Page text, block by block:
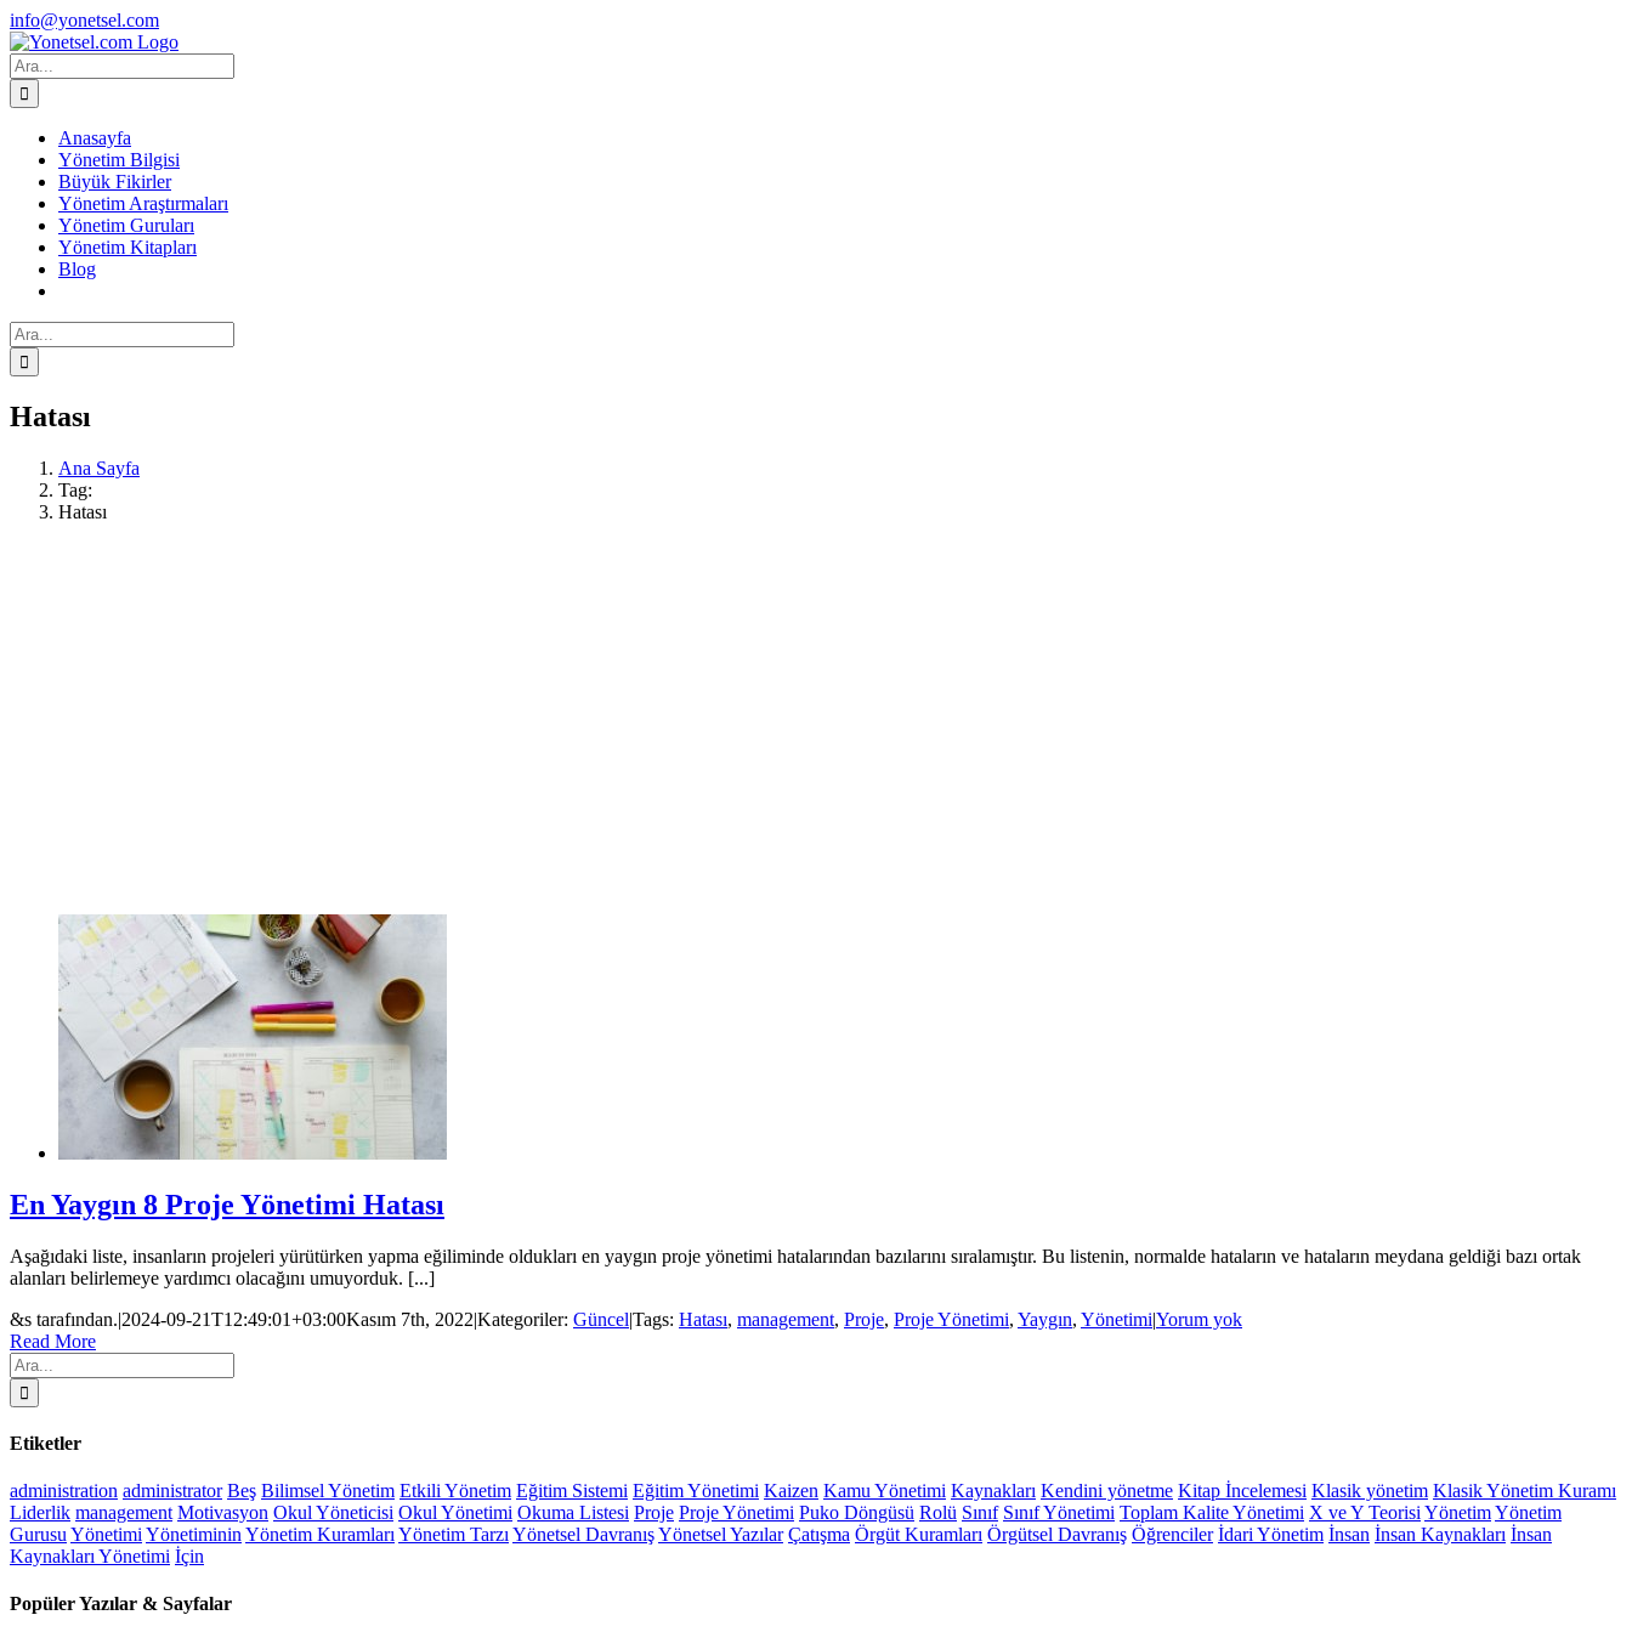
Skip
to
content
Facebook
X
Instagram
info@yonetsel.com
Ara:
Anasayfa
Yönetim Bilgisi
Büyük Fikirler
Yönetim Araştırmaları
Yönetim Guruları
Yönetim Kitapları
Blog
Ara:
Hatası
Ana Sayfa
Tag:
Hatası
En Yaygın 8 Proje Yönetimi Hatası
Aşağıdaki liste, insanların projeleri yürütürken yapma eğiliminde oldukları en yaygın proje yönetimi hatalarından bazılarını sıralamıştır. Bu listenin, normalde hataların ve hataların meydana geldiği bazı ortak
alanları belirlemeye yardımcı olacağını umuyorduk. [...]
&s tarafından.|2024-09-21T12:49:01+03:00Kasım 7th, 2022|Kategoriler: Güncel|Tags: Hatası, management, Proje, Proje Yönetimi, Yaygın, Yönetimi|Yorum yok
Read More
Ara:
Etiketler
administration administrator Beş Bilimsel Yönetim Etkili Yönetim Eğitim Sistemi Eğitim Yönetimi Kaizen Kamu Yönetimi Kaynakları Kendini yönetme Kitap İncelemesi Klasik yönetim Klasik Yönetim Kuramı
Liderlik management Motivasyon Okul Yöneticisi Okul Yönetimi Okuma Listesi Proje Proje Yönetimi Puko Döngüsü Rolü Sınıf Sınıf Yönetimi Toplam Kalite Yönetimi X ve Y Teorisi YönetimYönetim
Gurusu Yönetimi Yönetiminin Yönetim Kuramları Yönetim Tarzı Yönetsel DavranışYönetsel Yazılar Çatışma Örgüt Kuramları Örgütsel Davranış Öğrenciler İdari Yönetim İnsan İnsan Kaynakları İnsan
Kaynakları Yönetimi İçin
Popüler Yazılar & Sayfalar